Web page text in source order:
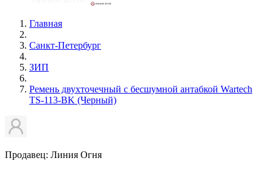
Главная
Санкт-Петербург
ЗИП
Ремень двухточечный с бесшумной антабкой Wartech
TS-113-BK (Черный)
Продавец: Линия Огня